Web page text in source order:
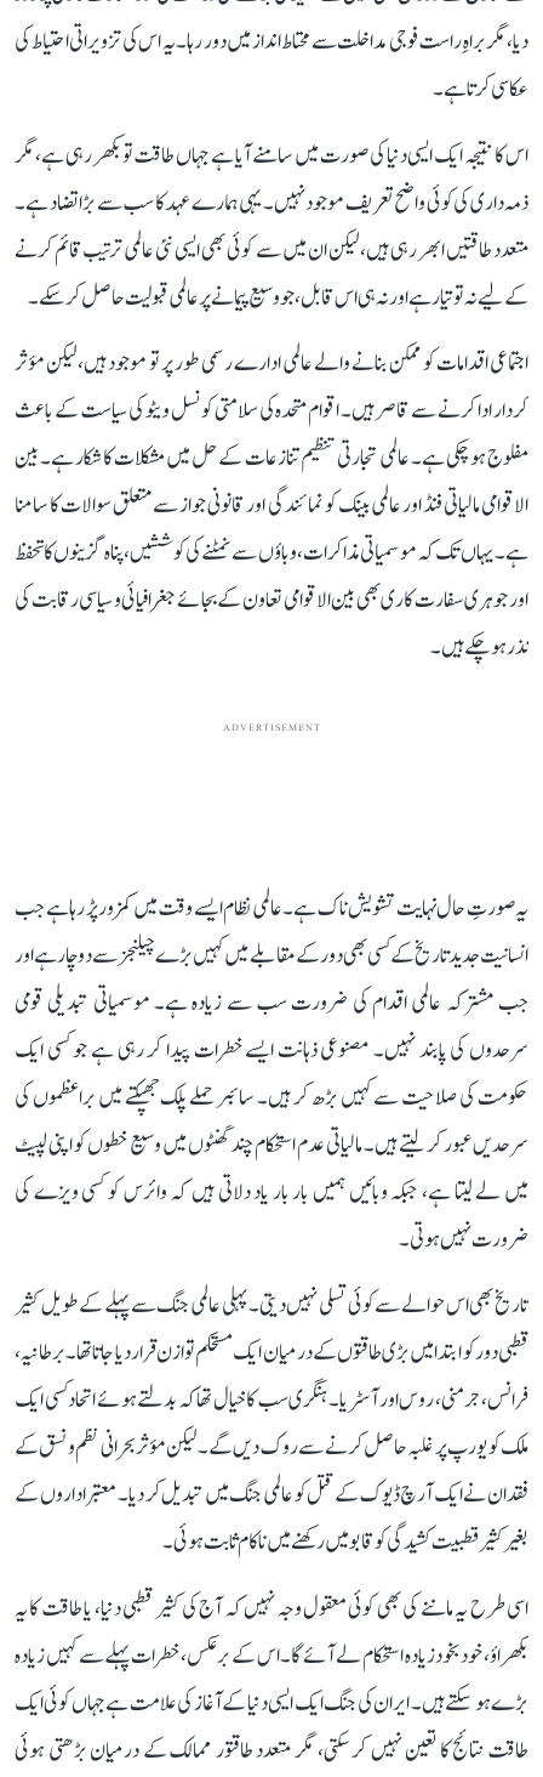
دیا، مگر براہِ راست فوجی مداخلت سے محتاط انداز میں دور رہا۔ یہ اس کی تزویراتی احتیاط کی
عکاسی کرتا ہے۔
اس کا نتیجہ ایک ایسی دنیا کی صورت میں سامنے آیا ہے جہاں طاقت تو بکھر رہی ہے، مگر
ذمہ داری کی کوئی واضح تعریف موجود نہیں۔ یہی ہمارے عہد کا سب سے بڑا تضاد ہے۔
متعدد طاقتیں ابھر رہی ہیں، لیکن ان میں سے کوئی بھی ایسی نئی عالمی ترتیب قائم کرنے
کے لیے نہ تو تیار ہے اور نہ ہی اس قابل، جو وسیع پیمانے پر عالمی قبولیت حاصل کر سکے۔
اجتماعی اقدامات کو ممکن بنانے والے عالمی ادارے رسمی طور پر تو موجود ہیں، لیکن مؤثر
کردار ادا کرنے سے قاصر ہیں۔ اقوام متحدہ کی سلامتی کونسل ویٹو کی سیاست کے باعث
مفلوج ہو چکی ہے۔ عالمی تجارتی تنظیم تنازعات کے حل میں مشکلات کا شکار ہے۔ بین
الاقوامی مالیاتی فنڈ اور عالمی بینک کو نمائندگی اور قانونی جواز سے متعلق سوالات کا سامنا
ہے۔ یہاں تک کہ موسمیاتی مذاکرات، وباؤں سے نمٹنے کی کوششیں، پناہ گزینوں کا تحفظ
اور جوہری سفارت کاری بھی بین الاقوامی تعاون کے بجائے جغرافیائی و سیاسی رقابت کی
نذر ہو چکے ہیں۔
ADVERTISEMENT
یہ صورتِ حال نہایت تشویش ناک ہے۔ عالمی نظام ایسے وقت میں کمزور پڑ رہا ہے جب
انسانیت جدید تاریخ کے کسی بھی دور کے مقابلے میں کہیں بڑے چیلنجز سے دوچار ہے اور
جب مشترکہ عالمی اقدام کی ضرورت سب سے زیادہ ہے۔ موسمیاتی تبدیلی قومی
سرحدوں کی پابند نہیں۔ مصنوعی ذہانت ایسے خطرات پیدا کر رہی ہے جو کسی ایک
حکومت کی صلاحیت سے کہیں بڑھ کر ہیں۔ سائبر حملے پلک جھپکتے میں براعظموں کی
سرحدیں عبور کر لیتے ہیں۔ مالیاتی عدم استحکام چند گھنٹوں میں وسیع خطوں کو اپنی لپیٹ
میں لے لیتا ہے، جبکہ وبائیں ہمیں بار بار یاد دلاتی ہیں کہ وائرس کو کسی ویزے کی
ضرورت نہیں ہوتی۔
تاریخ بھی اس حوالے سے کوئی تسلی نہیں دیتی۔ پہلی عالمی جنگ سے پہلے کے طویل کثیر
قطبی دور کو ابتدا میں بڑی طاقتوں کے درمیان ایک مستحکم توازن قرار دیا جاتا تھا۔ برطانیہ،
فرانس، جرمنی، روس اور آسٹریا۔ہنگری سب کا خیال تھا کہ بدلتے ہوئے اتحاد کسی ایک
ملک کو یورپ پر غلبہ حاصل کرنے سے روک دیں گے۔ لیکن مؤثر بحرانی نظم و نسق کے
فقدان نے ایک آرچ ڈیوک کے قتل کو عالمی جنگ میں تبدیل کر دیا۔ معتبر اداروں کے
بغیر کثیر قطبیت کشیدگی کو قابو میں رکھنے میں ناکام ثابت ہوئی۔
اسی طرح یہ ماننے کی بھی کوئی معقول وجہ نہیں کہ آج کی کثیر قطبی دنیا، یا طاقت کا یہ
بکھراؤ، خود بخود زیادہ استحکام لے آئے گا۔ اس کے برعکس، خطرات پہلے سے کہیں زیادہ
بڑے ہو سکتے ہیں۔ ایران کی جنگ ایک ایسی دنیا کے آغاز کی علامت ہے جہاں کوئی ایک
طاقت نتائج کا تعین نہیں کر سکتی، مگر متعدد طاقتور ممالک کے درمیان بڑھتی ہوئی